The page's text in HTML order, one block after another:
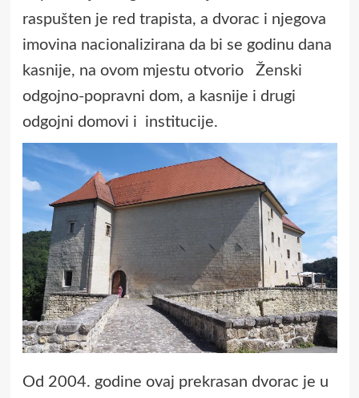
raspušten je red trapista, a dvorac i njegova
imovina nacionalizirana da bi se godinu dana
kasnije, na ovom mjestu otvorio Ženski
odgojno-popravni dom, a kasnije i drugi
odgojni domovi i institucije.
Od 2004. godine ovaj prekrasan dvorac je u